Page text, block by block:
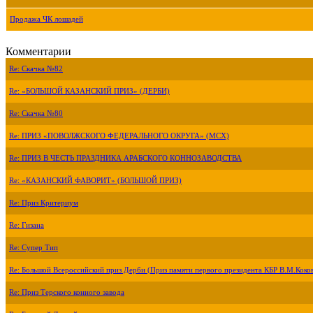
Продажа ЧК лошадей
Комментарии
Re: Скачка №82
Re: «БОЛЬШОЙ КАЗАНСКИЙ ПРИЗ» (ДЕРБИ)
Re: Скачка №80
Re: ПРИЗ «ПОВОЛЖСКОГО ФЕДЕРАЛЬНОГО ОКРУГА» (МСХ)
Re: ПРИЗ В ЧЕСТЬ ПРАЗДНИКА АРАБСКОГО КОННОЗАВОДСТВА
Re: «КАЗАНСКИЙ ФАВОРИТ» (БОЛЬШОЙ ПРИЗ)
Re: Приз Критериум
Re: Гизана
Re: Супер Тип
Re: Большой Всероссийский приз Дерби (Приз памяти первого президента КБР
Re: Приз Терского конного завода